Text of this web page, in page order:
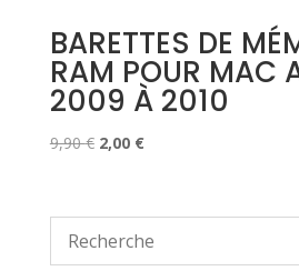
BARETTES DE
RAM POUR MAC
2009 À 2010
9,90€ Le
était :
9,90 €.
2,00 €Le
est :
2,00 €.